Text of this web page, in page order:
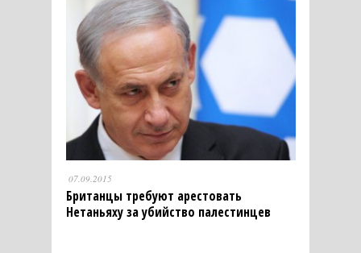
07.09.2015
Британцы требуют арестовать
Нетаньяху за убийство палестинцев